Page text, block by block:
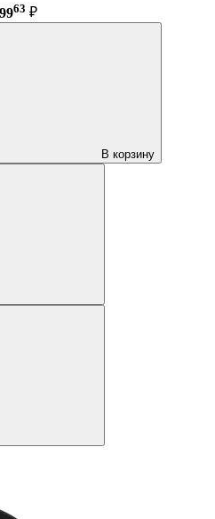
63 ₽
В корзину